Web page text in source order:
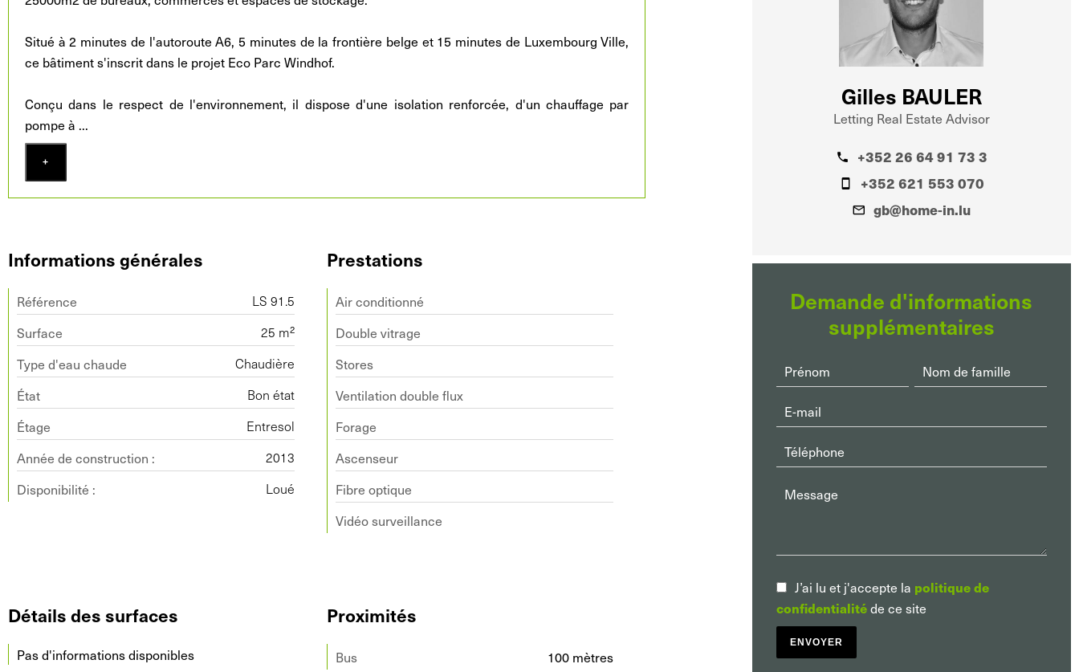
Situé à 2 minutes de l'autoroute A6, 5 minutes de la frontière belge et 15 minutes de Luxembourg Ville,
ce bâtiment s'inscrit dans le projet Eco Parc Windhof.
Conçu dans le respect de l'environnement, il dispose d'une isolation renforcée, d'un chauffage par
pompe à ...
+
Informations générales
Référence LS 91.5
Surface 25 m²
Type d'eau chaude Chaudière
État Bon état
Étage Entresol
Année de construction : 2013
Disponibilité : Loué
Prestations
Air conditionné
Double vitrage
Stores
Ventilation double flux
Forage
Ascenseur
Fibre optique
Vidéo surveillance
Détails des surfaces
Pas d'informations disponibles
Proximités
Bus 100 mètres
Gilles BAULER
Letting Real Estate Advisor
+352 26 64 91 73 3
+352 621 553 070
gb@home-in.lu
Demande d'informations
supplémentaires
J’ai lu et j'accepte la politique de
confidentialitéde ce site
ENVOYER